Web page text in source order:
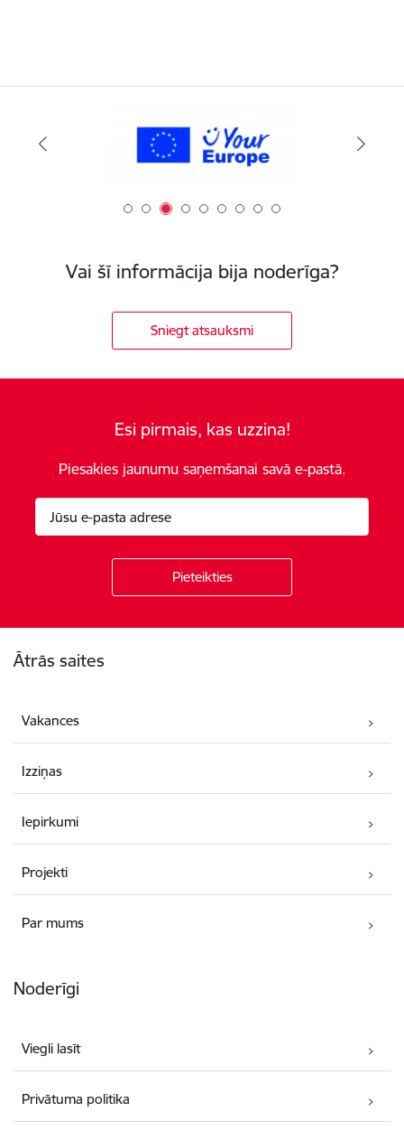
Vai šī informācija bija noderīga?
Sniegt atsauksmi
Esi pirmais, kas uzzina!
Piesakies jaunumu saņemšanai savā e-pastā.
Ātrās saites
Vakances
Izziņas
Iepirkumi
Projekti
Par mums
Noderīgi
Viegli lasīt
Privātuma politika